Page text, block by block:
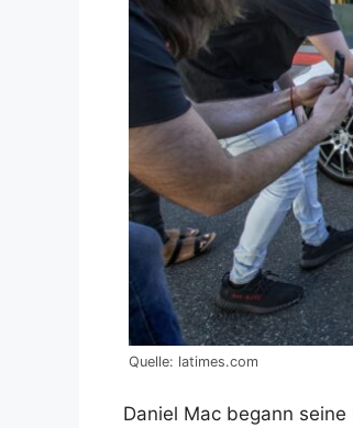
Quelle: latimes.com
Daniel Mac begann